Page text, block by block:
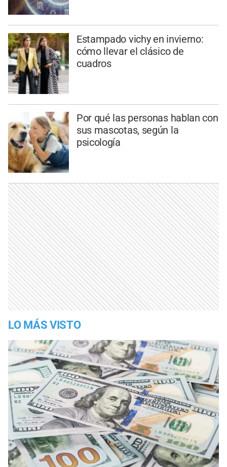
Estampado vichy en invierno:
cómo llevar el clásico de
cuadros
Por qué las personas hablan con
sus mascotas, según la
psicología
LO MÁS VISTO